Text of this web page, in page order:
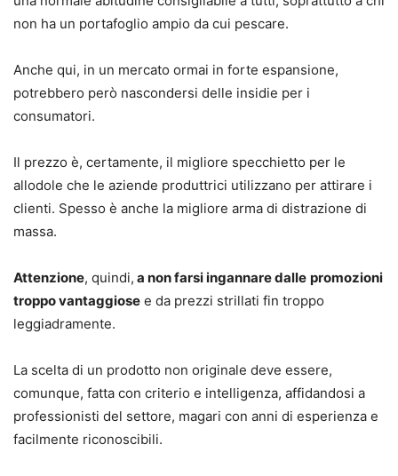
non ha un portafoglio ampio da cui pescare.
Anche qui, in un mercato ormai in forte espansione,
potrebbero però nascondersi delle insidie per i
consumatori.
Il prezzo è, certamente, il migliore specchietto per le
allodole che le aziende produttrici utilizzano per attirare i
clienti. Spesso è anche la migliore arma di distrazione di
massa.
Attenzione, quindi, a non farsi ingannare dalle promozioni
troppo vantaggiose e da prezzi strillati fin troppo
leggiadramente.
La scelta di un prodotto non originale deve essere,
comunque, fatta con criterio e intelligenza, affidandosi a
professionisti del settore, magari con anni di esperienza e
facilmente riconoscibili.